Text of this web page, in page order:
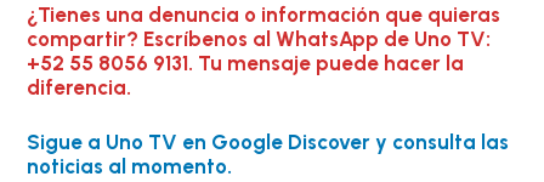
¿Tienes una denuncia o información que quieras
compartir? Escríbenos al WhatsApp de Uno TV:
+52 55 8056 9131. Tu mensaje puede hacer la
diferencia.
Sigue a Uno TV en Google Discover y consulta las
noticias al momento.